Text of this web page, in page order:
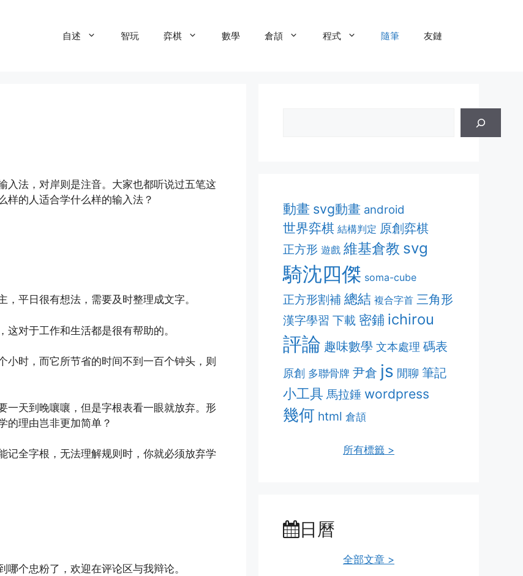
自述 智玩 弈棋 數學 倉頡 程式 隨筆 友鏈
入法，对岸则是注音。大家也都听说过五笔这
样的人适合学什么样的输入法？
平日很有想法，需要及时整理成文字。
对于工作和生活都是很有帮助的。
时，而它所节省的时间不到一百个钟头，则
一天到晚嚷嚷，但是字根表看一眼就放弃。形
的理由岂非更加简单？
记全字根，无法理解规则时，你就必须放弃学
个忠粉了，欢迎在评论区与我辩论。
動畫 svg動畫 android
世界弈棋 結構判定 原創弈棋
正方形 遊戲 維基倉教 svg
騎沈四傑 soma-cube
正方形割補 總結 複合字首 三角形
漢字學習 下載 密鋪 ichirou
評論 趣味數學 文本處理 碼表
原創 多聯骨牌 尹倉 js 閒聊 筆記
小工具 馬拉錘 wordpress
幾何 html 倉頡
所有標籤 >
日曆
全部文章 >